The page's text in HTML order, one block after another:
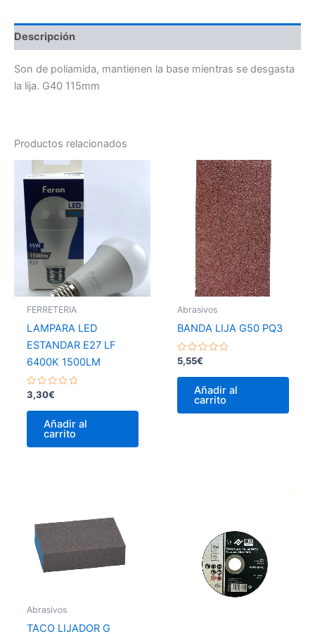
Descripción
Son de poliamida, mantienen la base mientras se desgasta
la lija. G40 115mm
Productos relacionados
FERRETERIA
LAMPARA LED
ESTANDAR E27 LF
6400K 1500LM
Valorado
con
0
3,30€
Añadir al
carrito
Abrasivos
BANDA LIJA G50 PQ3
Valorado
con
0
5,55€
Añadir al
carrito
Abrasivos
TACO LIJADOR G